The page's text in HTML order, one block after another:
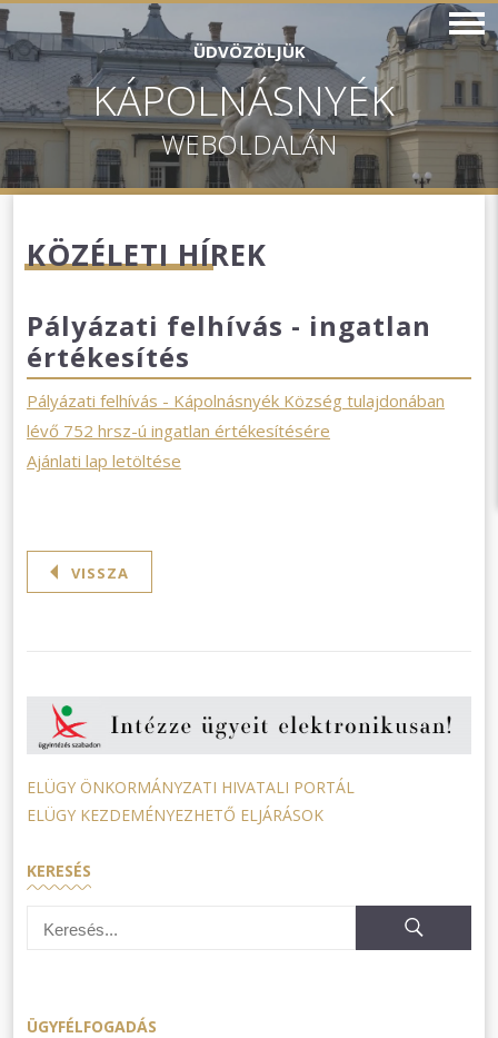
ÜDVÖZÖLJÜK
KÁPOLNÁSNYÉK
WEBOLDALÁN
KÖZÉLETI HÍREK
Pályázati felhívás - ingatlan
értékesítés
Pályázati felhívás - Kápolnásnyék Község tulajdonában
lévő 752 hrsz-ú ingatlan értékesítésére
Ajánlati lap letöltése
VISSZA
ELÜGY ÖNKORMÁNYZATI HIVATALI PORTÁL
ELÜGY KEZDEMÉNYEZHETŐ ELJÁRÁSOK
KERESÉS
ÜGYFÉLFOGADÁS